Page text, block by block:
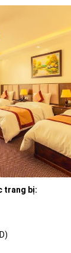
trang bị: